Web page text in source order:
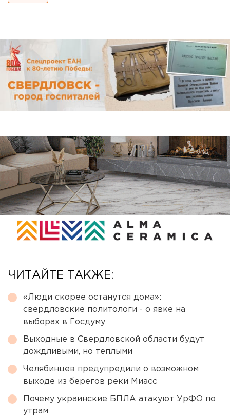
ЧИТАЙТЕ ТАКЖЕ:
«Люди скорее останутся дома»:
свердловские политологи - о явке на
выборах в Госдуму
Выходные в Свердловской области будут
дождливыми, но теплыми
Челябинцев предупредили о возможном
выходе из берегов реки Миасс
Почему украинские БПЛА атакуют УрФО по
утрам